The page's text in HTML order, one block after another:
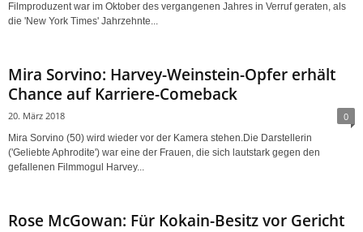
Filmproduzent war im Oktober des vergangenen Jahres in Verruf geraten, als
die 'New York Times' Jahrzehnte...
Mira Sorvino: Harvey-Weinstein-Opfer erhält
Chance auf Karriere-Comeback
20. März 2018 0
Mira Sorvino (50) wird wieder vor der Kamera stehen.Die Darstellerin
('Geliebte Aphrodite') war eine der Frauen, die sich lautstark gegen den
gefallenen Filmmogul Harvey...
Rose McGowan: Für Kokain-Besitz vor Gericht